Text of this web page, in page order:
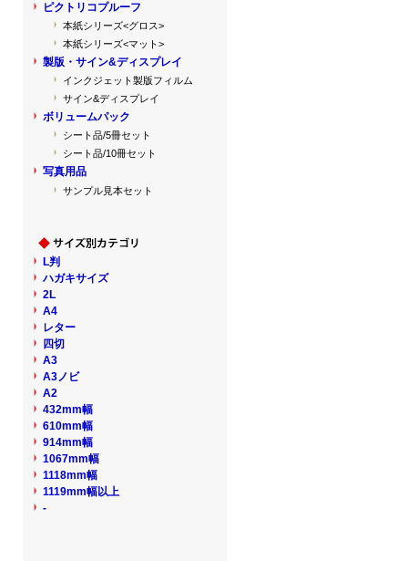
ピクトリコプルーフ
本紙シリーズ<グロス>
本紙シリーズ<マット>
製版・サイン&ディスプレイ
インクジェット製版フィルム
サイン&ディスプレイ
ボリュームパック
シート品/5冊セット
シート品/10冊セット
写真用品
サンプル見本セット
L判
ハガキサイズ
2L
A4
レター
四切
A3
A3ノビ
A2
432mm幅
610mm幅
914mm幅
1067mm幅
1118mm幅
1119mm幅以上
-